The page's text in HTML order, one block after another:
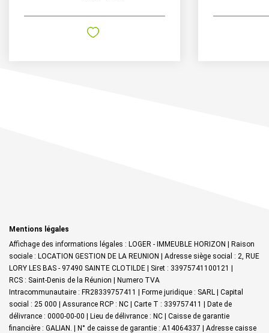
Mentions légales
Affichage des informations légales : LOGER - IMMEUBLE HORIZON | Raison
sociale : LOCATION GESTION DE LA REUNION | Adresse siège social : 2, RUE
LORY LES BAS - 97490 SAINTE CLOTILDE | Siret : 33975741100121 |
RCS : Saint-Denis de la Réunion | Numero TVA
Intracommunautaire : FR28339757411 | Forme juridique : SARL | Capital
social : 25 000 | Assurance RCP : NC | Carte T : 339757411 | Date de
délivrance : 0000-00-00 | Lieu de délivrance : NC | Caisse de garantie
financière : GALIAN. | N° de caisse de garantie : A14064337 | Adresse caisse